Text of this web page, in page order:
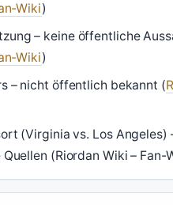
Wiki)
– keine öffentliche
Wiki)
– nicht öffentlich bekannt (
(Virginia vs. Los Angeles)
(Riordan Wiki – Fan-